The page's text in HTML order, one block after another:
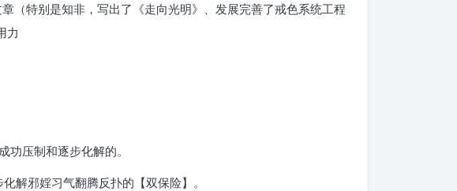
（特别是知非，写出了《走向光明》、发展完善了戒色系统工程
力
压制和逐步化解的。
解邪婬习气翻腾反扑的【双保险】。